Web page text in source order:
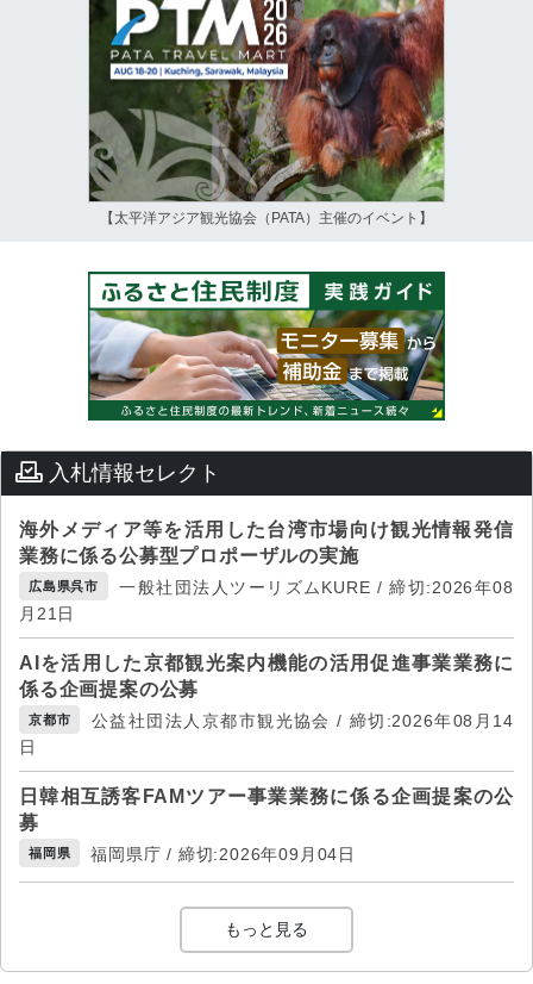
【太平洋アジア観光協会（PATA）主催のイベント】
入札情報セレクト
海外メディア等を活用した台湾市場向け観光情報発信
業務に係る公募型プロポーザルの実施
広島県呉市
一般社団法人ツーリズムKURE / 締切:2026年08
月21日
AIを活用した京都観光案内機能の活用促進事業業務に
係る企画提案の公募
京都市
公益社団法人京都市観光協会 / 締切:2026年08月14
日
日韓相互誘客FAMツアー事業業務に係る企画提案の公
募
福岡県 福岡県庁 / 締切:2026年09月04日
もっと見る